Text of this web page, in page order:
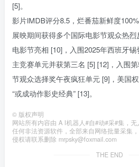
[5]。
影片IMDB评分8.5，烂番茄新鲜度
展映期间获得多个国际电影节观众热
电影节亮相 [10]，入围2025年西班牙
主竞赛单元并获第三名 [5] [12]，入围
节观众选择奖午夜疯狂单元 [9]，美国
“或成动作影史经典” [13]。
© 版权声明
网站所有内容由 A I机器人#自#动#采#集，
任何非法资源软件，全部来自网络批量采集
侵权请联系删除 mrpsky@foxmail.com
THE END